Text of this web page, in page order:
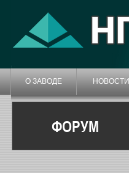
О ЗАВОДЕ НОВОСТИ
ФОРУМ